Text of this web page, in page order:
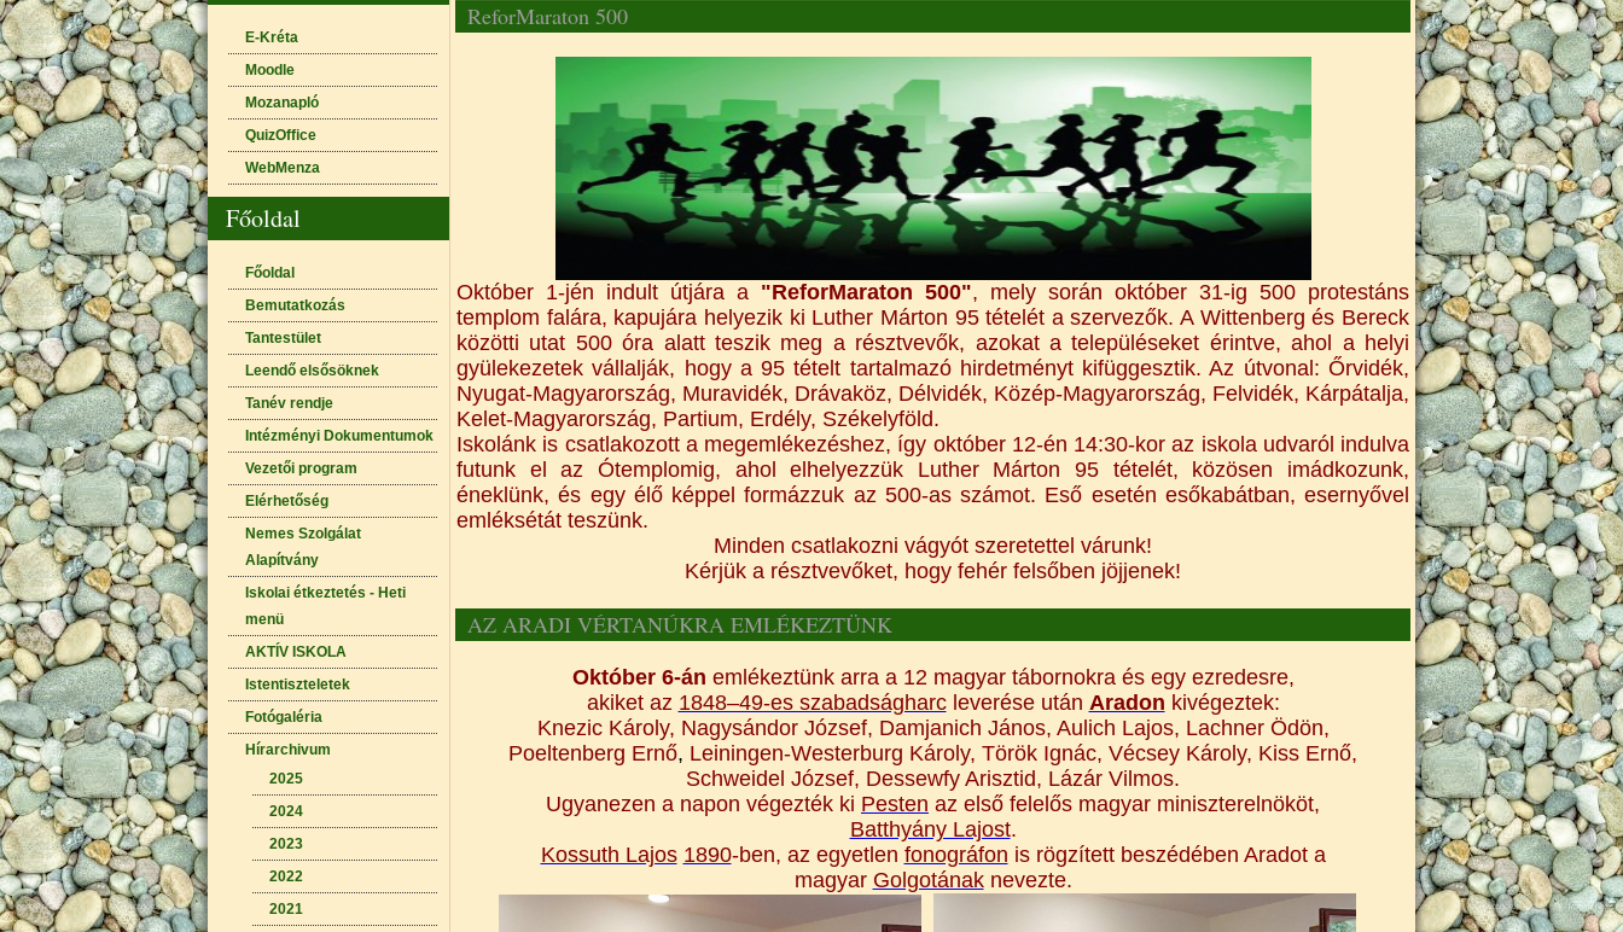
E-Kréta
Moodle
Mozanapló
QuizOffice
WebMenza
Főoldal
Főoldal
Bemutatkozás
Tantestület
Leendő elsősöknek
Tanév rendje
Intézményi Dokumentumok
Vezetői program
Elérhetőség
Nemes Szolgálat
Alapítvány
Iskolai étkeztetés - Heti
menü
AKTÍV ISKOLA
Istentiszteletek
Fotógaléria
Hírarchivum
2025
2024
2023
2022
2021
ReforMaraton 500
Október 1-jén indult útjára a "ReforMaraton 500", mely során október 31-ig 500 protestáns
templom falára, kapujára helyezik ki Luther Márton 95 tételét a szervezők. A Wittenberg és Bereck
közötti utat 500 óra alatt teszik meg a résztvevők, azokat a településeket érintve, ahol a helyi
gyülekezetek vállalják, hogy a 95 tételt tartalmazó hirdetményt kifüggesztik. Az útvonal: Őrvidék,
Nyugat-Magyarország, Muravidék, Drávaköz, Délvidék, Közép-Magyarország, Felvidék, Kárpátalja,
Kelet-Magyarország, Partium, Erdély, Székelyföld.
Iskolánk is csatlakozott a megemlékezéshez, így október 12-én 14:30-kor az iskola udvaról indulva
futunk el az Ótemplomig, ahol elhelyezzük Luther Márton 95 tételét, közösen imádkozunk,
éneklünk, és egy élő képpel formázzuk az 500-as számot. Eső esetén esőkabátban, esernyővel
emléksétát teszünk.
Minden csatlakozni vágyót szeretettel várunk!
Kérjük a résztvevőket, hogy fehér felsőben jöjjenek!
AZ ARADI VÉRTANÚKRA EMLÉKEZTÜNK
Október 6-án emlékeztünk arra a 12 magyar tábornokra és egy ezredesre,
akiket az 1848–49-es szabadságharcleverése után Aradon kivégeztek:
Knezic Károly, Nagysándor József, Damjanich János, Aulich Lajos, Lachner Ödön,
Poeltenberg Ernő, Leiningen-Westerburg Károly, Török Ignác, Vécsey Károly, Kiss Ernő,
Schweidel József, Dessewfy Arisztid, Lázár Vilmos.
Ugyanezen a napon végezték ki Pesten az első felelős magyar miniszterelnököt,
Batthyány Lajost.
Kossuth Lajos 1890-ben, az egyetlen fonográfon is rögzített beszédében Aradot a
magyar Golgotánaknevezte.